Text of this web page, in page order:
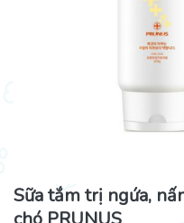
Sữa tắm trị ngứa,